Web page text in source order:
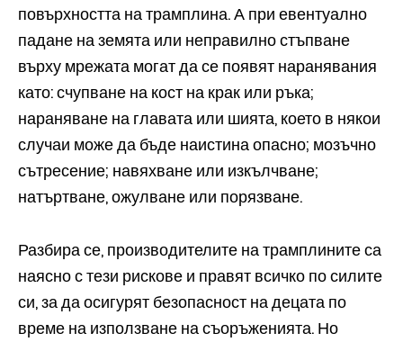
повърхността на трамплина. А при евентуално
падане на земята или неправилно стъпване
върху мрежата могат да се появят наранявания
като: счупване на кост на крак или ръка;
нараняване на главата или шията, което в някои
случаи може да бъде наистина опасно; мозъчно
сътресение; навяхване или изкълчване;
натъртване, ожулване или порязване.
Разбира се, производителите на трамплините са
наясно с тези рискове и правят всичко по силите
си, за да осигурят безопасност на децата по
време на използване на съоръженията. Но